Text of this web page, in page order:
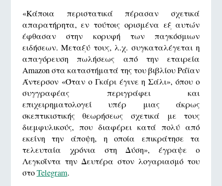
«Κάποια περιστατικά πέρασαν σχετικά
απαρατήρητα, εν τούτοις ορισμένα εξ αυτών
έφθασαν στην κορυφή των παγκόσμιων
ειδήσεων. Μεταξύ τους, λ.χ. συγκαταλέγεται η
απαγόρευση πωλήσεως από την εταιρεία
Amazon στα καταστήματά της του βιβλίου Ράϊαν
Άντερσον «Όταν ο Γκάρι έγινε η Σάλι», όπου ο
συγγραφέας περιγράφει και
επιχειρηματολογεί υπέρ μιας άκρως
σκεπτικιστικής θεωρήσεως σχετικά με τους
διεμφυλικούς, που διαφέρει κατά πολύ από
εκείνη την άποψη, η οποία επικράτησε τα
τελευταία χρόνια στη Δύση», έγραψε ο
Λεγκοΐντα την Δευτέρα στον λογαριασμό του
στοTelegram.